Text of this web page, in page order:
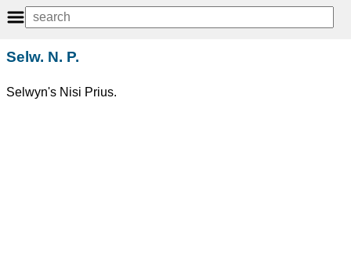
Selw. N. P.
Selwyn's Nisi Prius.